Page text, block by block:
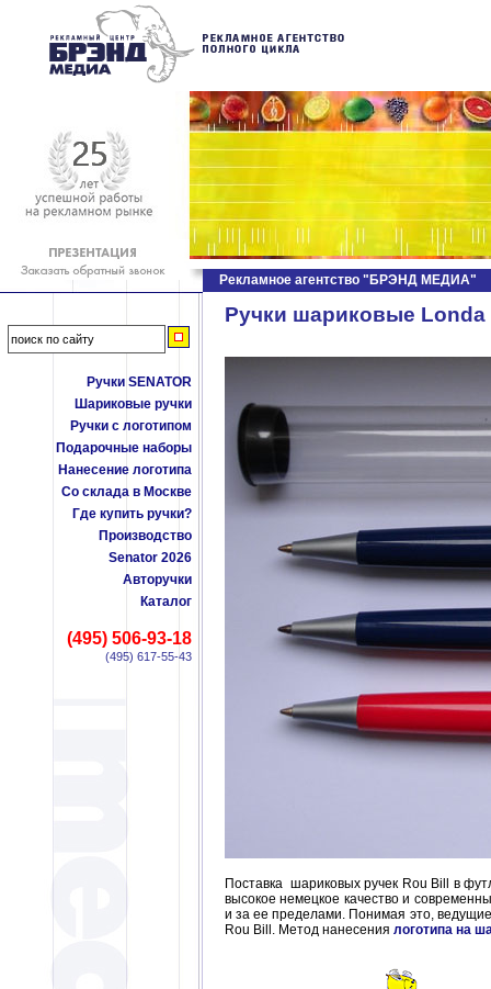
Ручки шариковые Londa
Ручки SENATOR
Шариковые ручки
Ручки с логотипом
Подарочные наборы
Нанесение логотипа
Со склада в Москве
Где купить ручки?
Производство
Senator 2026
Авторучки
Каталог
(495) 506-93-18
(495) 617-55-43
Рекламное агентство "БРЭНД МЕДИА"
Поставка шариковых ручек Rou Bill в
высокое немецкое качество и
и за ее пределами. Понимая это, ведущие
Rou Bill. Метод нанесения логотипа на